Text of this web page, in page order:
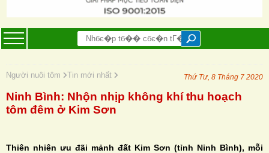
Người nuôi tôm Tin mới nhất Thứ Tư, 8 Tháng 7 2020
Ninh Bình: Nhộn nhịp không khí thu hoạch
tôm đêm ở Kim Sơn
Thiên nhiên ưu đãi mảnh đất Kim Sơn (tỉnh Ninh Bình), mỗi